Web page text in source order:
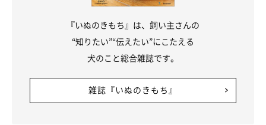
『いぬのきもち』は、飼い主さんの
“知りたい”“伝えたい”にこたえる
犬のこと総合雑誌です。
雑誌『いぬのきもち』